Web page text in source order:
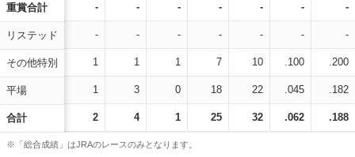
重賞合計
リステッド
その他特別
平場
合計
- - - - - - -
- - - - - - -
1 1 1 7 10 .100 .200
1 3 0 18 22 .045 .182
2 4 1 25 32 .062 .188
※「総合成績」はJRAのレースのみとなります。